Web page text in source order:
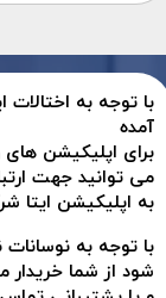
با توجه به اختالات
آمده
برای اپلیکیشن های
می توانید جهت
به اپلیکیشن ایتا
با توجه به
شود از شما